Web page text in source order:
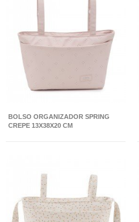
BOLSO ORGANIZADOR SPRING
CREPE 13X38X20 CM